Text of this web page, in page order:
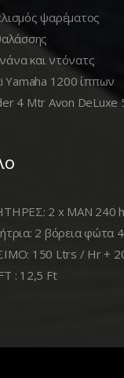
ψαρέματος
και ντόνατς
Yamaha 1200 ίππων
4 Mtr Avon DeLuxe
2 x MAN 240
2 βόρεια φώτα
150 Ltrs / Hr +
: 12,5 Ft